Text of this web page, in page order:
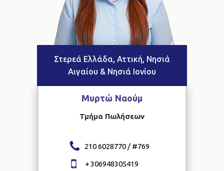
Στερεά Ελλάδα, Αττική, Νησιά
Αιγαίου & Νησιά Ιονίου
Μυρτώ Ναούμ
Τμήμα Πωλήσεων
210 6028770 / #769
+306948305419